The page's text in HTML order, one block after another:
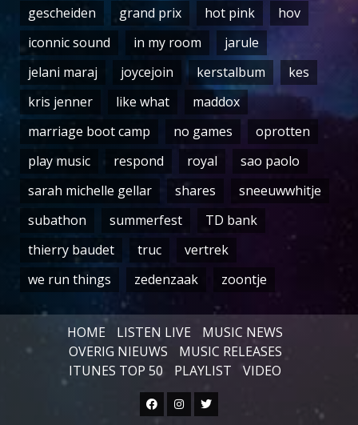
gescheiden
grand prix hot pink
hov
iconnic sound
in my room
jarule
jelani maraj
joycejoin kerstalbum
kes
kris jenner
like what
maddox
marriage boot camp
no games
oprotten
play music
respond royal
sao paolo
sarah michelle gellar
shares
sneeuwwhitje
subathon
summerfest
TD bank
thierry baudet
truc
vertrek
we run things
zedenzaak zoontje
HOME LISTEN LIVE
MUSIC NEWS
OVERIG NIEUWS
MUSIC RELEASES
ITUNES TOP 50
PLAYLIST VIDEO
Facebook
Instagram
Twitter